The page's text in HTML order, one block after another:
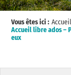
Vous êtes ici : Accueil
Accueil libre ados –
eux